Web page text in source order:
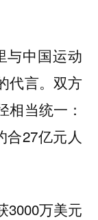
与中国运动
代言。双方
当统一：
合27亿元人
3000万美元